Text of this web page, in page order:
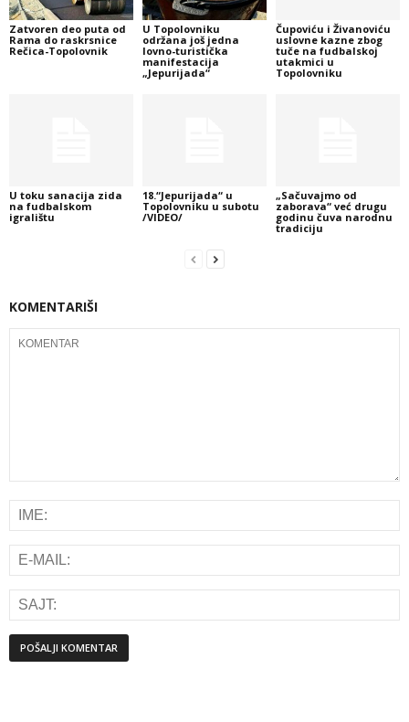
Zatvoren deo puta od
Rama do raskrsnice
Rečica-Topolovnik
U Topolovniku
održana još jedna
lovno-turistička
manifestacija
„Jepurijada“
Čupoviću i Živanoviću
uslovne kazne zbog
tuče na fudbalskoj
utakmici u
Topolovniku
U toku sanacija zida
na fudbalskom
igralištu
18.“Jepurijada“ u
Topolovniku u subotu
/VIDEO/
„Sačuvajmo od
zaborava“ već drugu
godinu čuva narodnu
tradiciju
KOMENTARIŠI